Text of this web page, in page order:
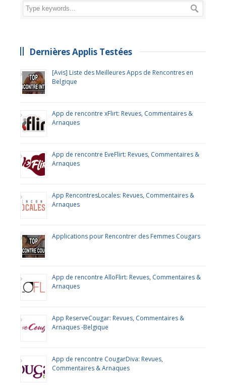
Dernières Applis Testées
[Avis] Liste des Meilleures Apps de Rencontres en
Belgique
App de rencontre xFlirt: Revues, Commentaires &
Arnaques
App de rencontre EveFlirt: Revues, Commentaires &
Arnaques
App RencontresLocales: Revues, Commentaires &
Arnaques
Applications pour Rencontrer des Femmes Cougars
App de rencontre AlloFlirt: Revues, Commentaires &
Arnaques
App ReserveCougar: Revues, Commentaires &
Arnaques -Belgique
App de rencontre CougarDiva: Revues,
Commentaires & Arnaques